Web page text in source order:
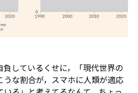
しているくせに，「現代世界の
うな割合が，スマホに人類が適応